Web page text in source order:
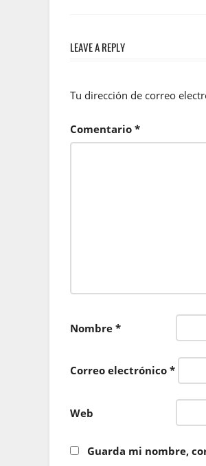
entradas
LEAVE A REPLY
Tu dirección de correo
Comentario *
Nombre *
Correo electrónico *
Web
Guarda mi nombre,